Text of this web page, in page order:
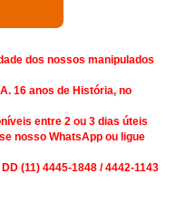
dos nossos manipulados
16 anos de História, no
entre 2 ou 3 dias úteis
nosso WhatsApp ou ligue
(11) 4445-1848 / 4442-1143